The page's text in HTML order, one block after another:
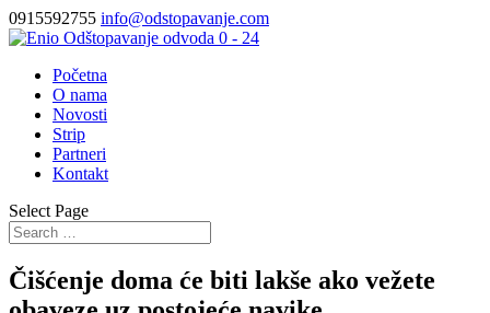
0915592755 info@odstopavanje.com
Početna
O nama
Novosti
Strip
Partneri
Kontakt
Select Page
Čišćenje doma će biti lakše ako vežete